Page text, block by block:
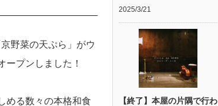
野菜の天ぷら」がウ
ープンしました！
める数々の本格和食
2025/3/21
【終了】本屋の片隅で行わ